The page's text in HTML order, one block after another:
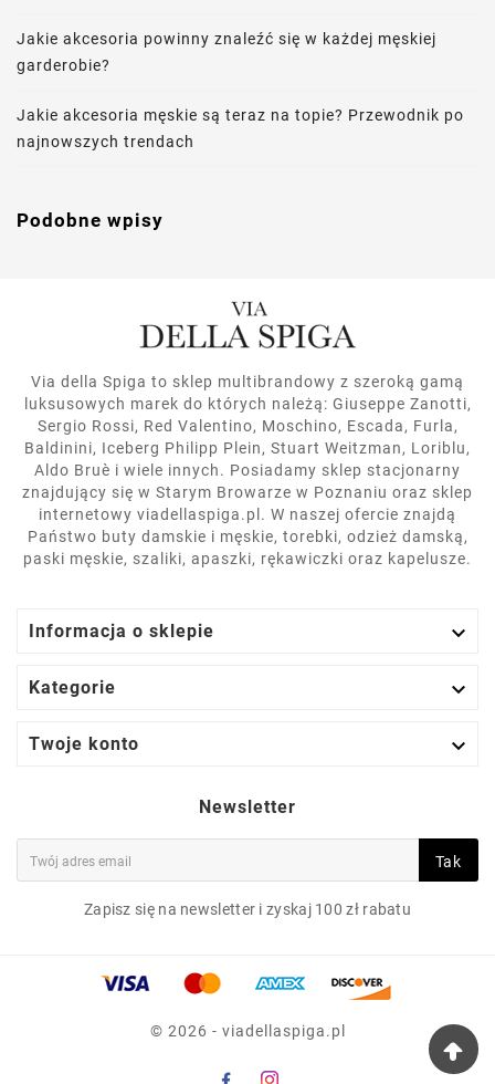
Jakie akcesoria powinny znaleźć się w każdej męskiej
garderobie?
Jakie akcesoria męskie są teraz na topie? Przewodnik po
najnowszych trendach
Podobne wpisy
Via della Spiga to sklep multibrandowy z szeroką gamą
luksusowych marek do których należą: Giuseppe Zanotti,
Sergio Rossi, Red Valentino, Moschino, Escada, Furla,
Baldinini, Iceberg Philipp Plein, Stuart Weitzman, Loriblu,
Aldo Bruè i wiele innych. Posiadamy sklep stacjonarny
znajdujący się w Starym Browarze w Poznaniu oraz sklep
internetowy viadellaspiga.pl. W naszej ofercie znajdą
Państwo buty damskie i męskie, torebki, odzież damską,
paski męskie, szaliki, apaszki, rękawiczki oraz kapelusze.
Informacja o sklepie 
Kategorie 
Twoje konto 
Newsletter
Tak
Zapisz się na newsletter i zyskaj 100 zł rabatu
© 2026 - viadellaspiga.pl